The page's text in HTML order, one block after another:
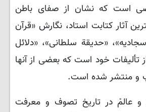
است که نشان از صفای باطن
آثار کتابت استاد، نگارش «قرآن
«حدیقة سلطانی»، «دلائل
تألیفات خود است که بعضی از آنها
و منتشر شده است.
و عالمْ در تاریخ تصوف و معرفت